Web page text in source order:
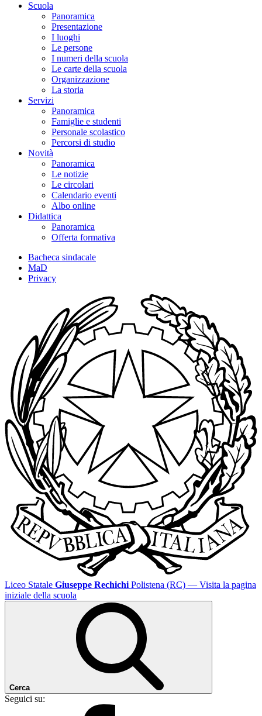
Scuola
Panoramica
Presentazione
I luoghi
Le persone
I numeri della scuola
Le carte della scuola
Organizzazione
La storia
Servizi
Panoramica
Famiglie e studenti
Personale scolastico
Percorsi di studio
Novità
Panoramica
Le notizie
Le circolari
Calendario eventi
Albo online
Didattica
Panoramica
Offerta formativa
Bacheca sindacale
MaD
Privacy
Liceo Statale Giuseppe Rechichi Polistena (RC) — Visita la pagina
iniziale della scuola
Cerca
Seguici su: